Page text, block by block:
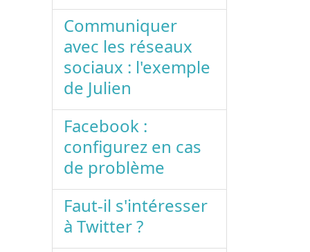
Communiquer
avec les réseaux
sociaux : l'exemple
de Julien
Facebook :
configurez en cas
de problème
Faut-il s'intéresser
à Twitter ?